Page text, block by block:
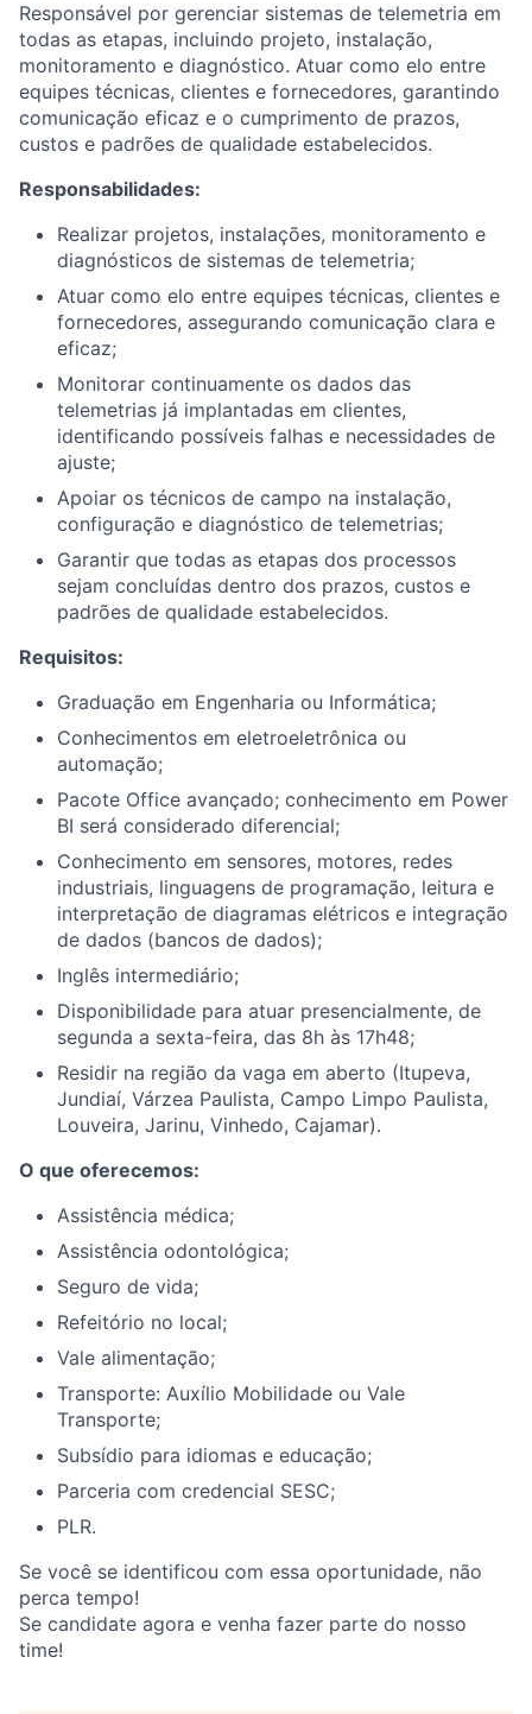
Responsável por gerenciar sistemas de telemetria em
todas as etapas, incluindo projeto, instalação,
monitoramento e diagnóstico. Atuar como elo entre
equipes técnicas, clientes e fornecedores, garantindo
comunicação eficaz e o cumprimento de prazos,
custos e padrões de qualidade estabelecidos.
Responsabilidades:
Realizar projetos, instalações, monitoramento e
diagnósticos de sistemas de telemetria;
Atuar como elo entre equipes técnicas, clientes e
fornecedores, assegurando comunicação clara e
eficaz;
Monitorar continuamente os dados das
telemetrias já implantadas em clientes,
identificando possíveis falhas e necessidades de
ajuste;
Apoiar os técnicos de campo na instalação,
configuração e diagnóstico de telemetrias;
Garantir que todas as etapas dos processos
sejam concluídas dentro dos prazos, custos e
padrões de qualidade estabelecidos.
Requisitos:
Graduação em Engenharia ou Informática;
Conhecimentos em eletroeletrônica ou
automação;
Pacote Office avançado; conhecimento em Power
BI será considerado diferencial;
Conhecimento em sensores, motores, redes
industriais, linguagens de programação, leitura e
interpretação de diagramas elétricos e integração
de dados (bancos de dados);
Inglês intermediário;
Disponibilidade para atuar presencialmente, de
segunda a sexta-feira, das 8h às 17h48;
Residir na região da vaga em aberto (Itupeva,
Jundiaí, Várzea Paulista, Campo Limpo Paulista,
Louveira, Jarinu, Vinhedo, Cajamar).
O que oferecemos:
Assistência médica;
Assistência odontológica;
Seguro de vida;
Refeitório no local;
Vale alimentação;
Transporte: Auxílio Mobilidade ou Vale
Transporte;
Subsídio para idiomas e educação;
Parceria com credencial SESC;
PLR.
Se você se identificou com essa oportunidade, não
perca tempo!
Se candidate agora e venha fazer parte do nosso
time!